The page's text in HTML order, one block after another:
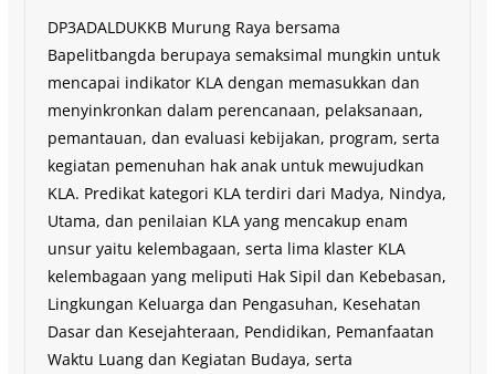
DP3ADALDUKKB Murung Raya bersama
Bapelitbangda berupaya semaksimal mungkin untuk
mencapai indikator KLA dengan memasukkan dan
menyinkronkan dalam perencanaan, pelaksanaan,
pemantauan, dan evaluasi kebijakan, program, serta
kegiatan pemenuhan hak anak untuk mewujudkan
KLA. Predikat kategori KLA terdiri dari Madya, Nindya,
Utama, dan penilaian KLA yang mencakup enam
unsur yaitu kelembagaan, serta lima klaster KLA
kelembagaan yang meliputi Hak Sipil dan Kebebasan,
Lingkungan Keluarga dan Pengasuhan, Kesehatan
Dasar dan Kesejahteraan, Pendidikan, Pemanfaatan
Waktu Luang dan Kegiatan Budaya, serta